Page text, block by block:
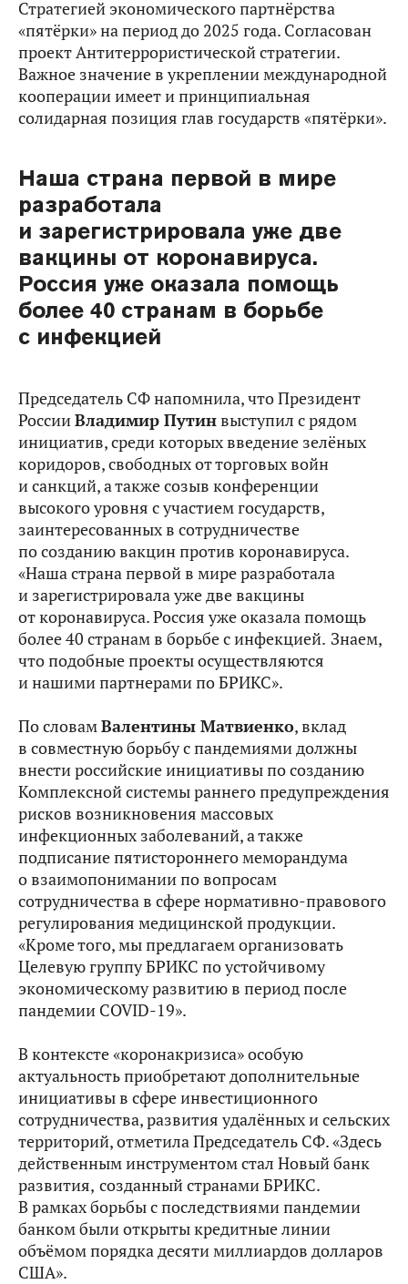
Стратегией экономического партнёрства
«пятёрки» на период до 2025 года. Согласован
проект Антитеррористической стратегии.
Важное значение в укреплении международной
кооперации имеет и принципиальная
солидарная позиция глав государств «пятёрки».
Наша страна первой в мире
разработала
и зарегистрировала уже две
вакцины от коронавируса.
Россия уже оказала помощь
более 40 странам в борьбе
с инфекцией
Председатель СФ напомнила, что Президент
РоссииВладимир Путинвыступил с рядом
инициатив, среди которых введение зелёных
коридоров, свободных от торговых войн
и санкций, а также созыв конференции
высокого уровня с участием государств,
заинтересованных в сотрудничестве
по созданию вакцин против коронавируса.
«Наша страна первой в мире разработала
и зарегистрировала уже две вакцины
от коронавируса. Россия уже оказала помощь
более 40 странам в борьбе с инфекцией. Знаем,
что подобные проекты осуществляются
и нашими партнерами по БРИКС».
По словамВалентины Матвиенко, вклад
в совместную борьбу с пандемиями должны
внести российские инициативы по созданию
Комплексной системы раннего предупреждения
рисков возникновения массовых
инфекционных заболеваний, а также
подписание пятистороннего меморандума
о взаимопонимании по вопросам
сотрудничества в сфере нормативно-правового
регулирования медицинской продукции.
«Кроме того, мы предлагаем организовать
Целевую группу БРИКС по устойчивому
экономическому развитию в период после
пандемии COVID-19».
В контексте «коронакризиса» особую
актуальность приобретают дополнительные
инициативы в сфере инвестиционного
сотрудничества, развития удалённых и сельских
территорий, отметила Председатель СФ. «Здесь
действенным инструментом стал Новый банк
развития, созданный странами БРИКС.
В рамках борьбы с последствиями пандемии
банком были открыты кредитные линии
объёмом порядка десяти миллиардов долларов
США».